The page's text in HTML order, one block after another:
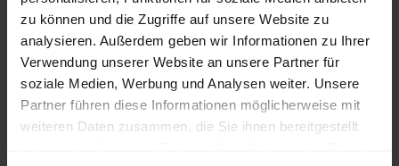
zu können und die Zugriffe auf unsere Website zu
analysieren. Außerdem geben wir Informationen zu Ihrer
Verwendung unserer Website an unsere Partner für
soziale Medien, Werbung und Analysen weiter. Unsere
Partner führen diese Informationen möglicherweise mit
weiteren Daten zusammen, die Sie ihnen bereitgestellt
lose Ware
September
2025
Januar
2026
Mai
2026
Die aktuelle Preisentwicklung für Holzpellets in Deutschland
können Sie jederzeit auf unsererPelletspreise-Seite
nachvollziehen.